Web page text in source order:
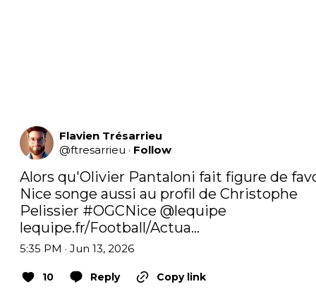
Flavien Trésarrieu
@ftresarrieu · Follow
Alors qu'Olivier Pantaloni fait figure de
Nice songe aussi au profil de Christophe
Pelissier #OGCNice @lequipe
lequipe.fr/Football/Actua…
5:35 PM · Jun 13, 2026
10 Reply Copy link